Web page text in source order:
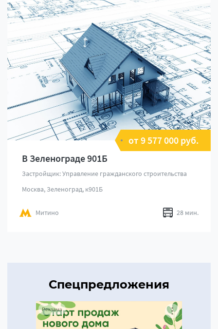
от 9 577 000 руб.
В Зеленограде 901Б
Застройщик: Управление гражданского строительства
Москва, Зеленоград, к901Б
Митино 28 мин.
Спецпредложения
Реклама